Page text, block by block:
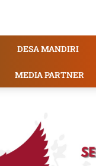
DESA MANDIRI
MEDIA PARTNER